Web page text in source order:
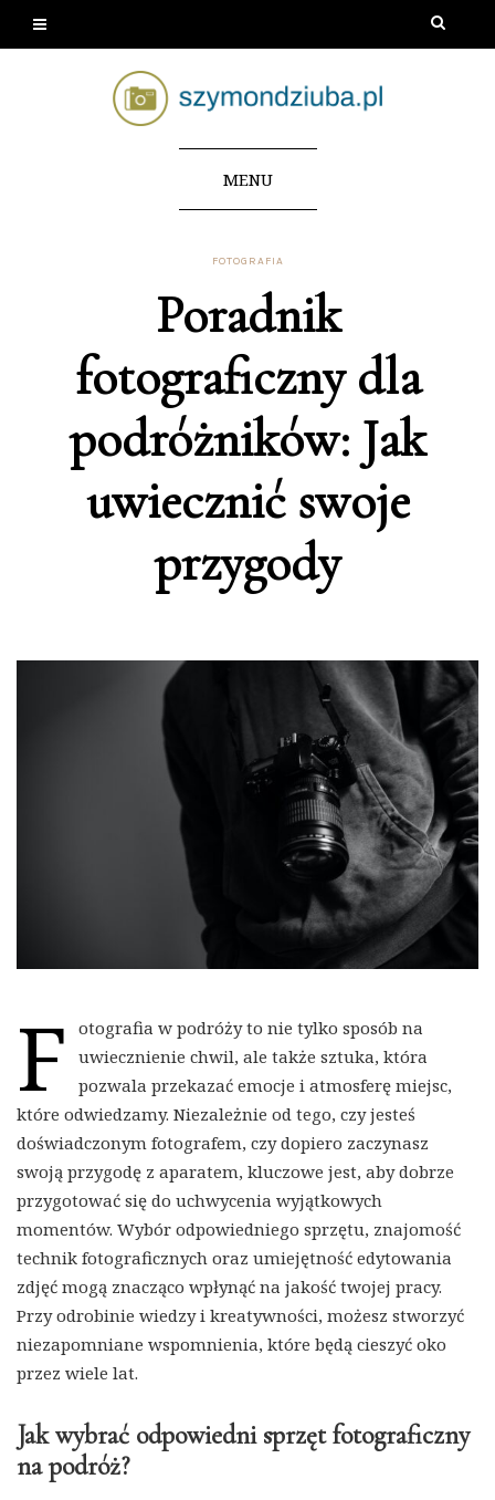
MENU
FOTOGRAFIA
Poradnik
fotograficzny dla
podróżników: Jak
uwiecznić swoje
przygody
F
otografia w podróży to nie tylko sposób na
uwiecznienie chwil, ale także sztuka, która
pozwala przekazać emocje i atmosferę miejsc,
które odwiedzamy. Niezależnie od tego, czy jesteś
doświadczonym fotografem, czy dopiero zaczynasz
swoją przygodę z aparatem, kluczowe jest, aby dobrze
przygotować się do uchwycenia wyjątkowych
momentów. Wybór odpowiedniego sprzętu, znajomość
technik fotograficznych oraz umiejętność edytowania
zdjęć mogą znacząco wpłynąć na jakość twojej pracy.
Przy odrobinie wiedzy i kreatywności, możesz stworzyć
niezapomniane wspomnienia, które będą cieszyć oko
przez wiele lat.
Jak wybrać odpowiedni sprzęt fotograficzny
na podróż?